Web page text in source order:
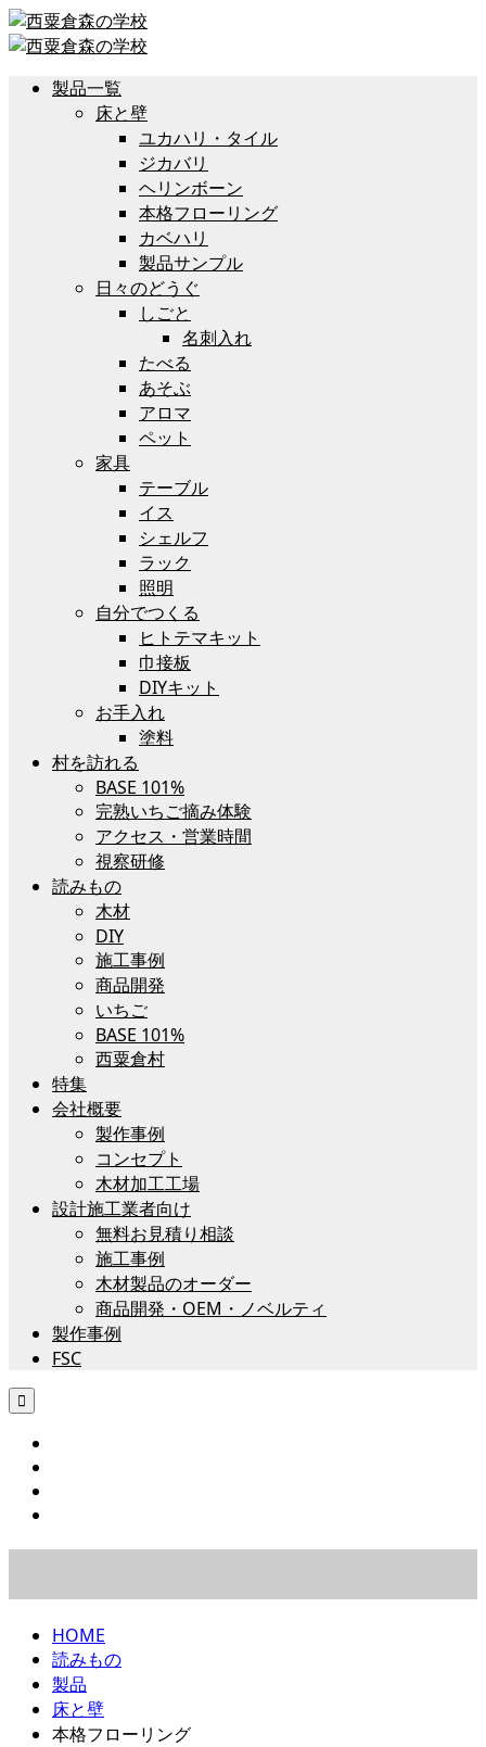
製品一覧
床と壁
ユカハリ・タイル
ジカバリ
ヘリンボーン
本格フローリング
カベハリ
製品サンプル
日々のどうぐ
しごと
名刺入れ
たべる
あそぶ
アロマ
ペット
家具
テーブル
イス
シェルフ
ラック
照明
自分でつくる
ヒトテマキット
巾接板
DIYキット
お手入れ
塗料
村を訪れる
BASE 101%
完熟いちご摘み体験
アクセス・営業時間
視察研修
読みもの
木材
DIY
施工事例
商品開発
いちご
BASE 101%
西粟倉村
特集
会社概要
製作事例
コンセプト
木材加工工場
設計施工業者向け
無料お見積り相談
施工事例
木材製品のオーダー
商品開発・OEM・ノベルティ
製作事例
FSC

HOME
読みもの
製品
床と壁
本格フローリング